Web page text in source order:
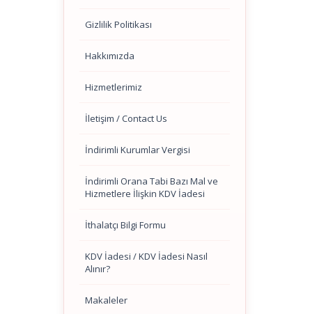
Gizlilik Politikası
Hakkımızda
Hizmetlerimiz
İletişim / Contact Us
İndirimli Kurumlar Vergisi
İndirimli Orana Tabi Bazı Mal ve
Hizmetlere İlişkin KDV İadesi
İthalatçı Bilgi Formu
KDV İadesi / KDV İadesi Nasıl
Alınır?
Makaleler